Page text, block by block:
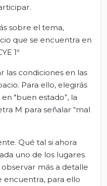
sobre el tema,
que se encuentra en
1º
las condiciones en las
Para ello, elegirás
"buen estado”, la
M para señalar “mal
Qué tal si ahora
uno de los lugares
más a detalle
encuentra, para ello